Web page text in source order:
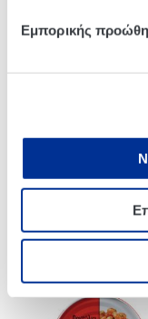
Εμπορικής
Kuhne